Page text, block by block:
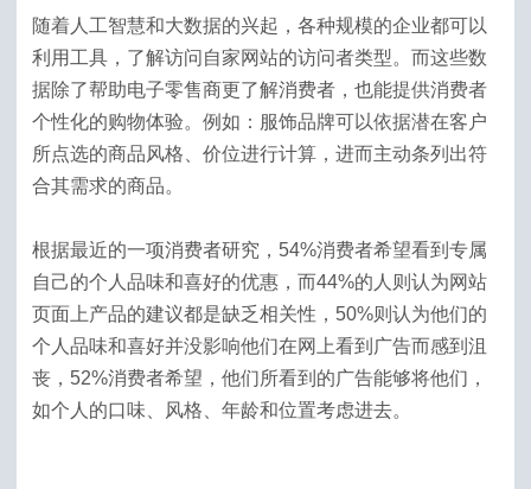
随着人工智慧和大数据的兴起，各种规模的企业都可以
利用工具，了解访问自家网站的访问者类型。而这些数
据除了帮助电子零售商更了解消费者，也能提供消费者
个性化的购物体验。例如：服饰品牌可以依据潜在客户
所点选的商品风格、价位进行计算，进而主动条列出符
合其需求的商品。
根据最近的一项消费者研究，54%消费者希望看到专属
自己的个人品味和喜好的优惠，而44%的人则认为网站
页面上产品的建议都是缺乏相关性，50%则认为他们的
个人品味和喜好并没影响他们在网上看到广告而感到沮
丧，52%消费者希望，他们所看到的广告能够将他们，
如个人的口味、风格、年龄和位置考虑进去。